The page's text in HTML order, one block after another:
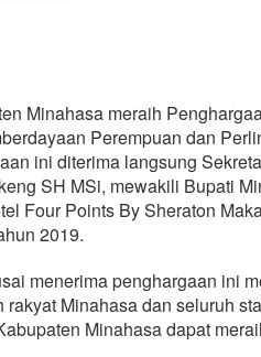
h
e
n
g
h
a
r
a
a
n
Minahasa meraih
Perempuan dan
ini diterima langsung
SH MSi, mewakili Bupati
Four Points By Sheraton
2019.
menerima penghargaan ini
rakyat Minahasa dan seluruh
Minahasa dapat